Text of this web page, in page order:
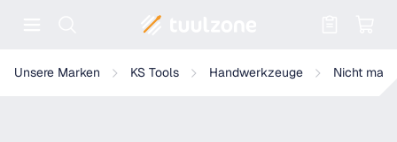
Unsere Marken KS Tools Handwerkzeuge Nicht
KS Tools EDELSTAHL 1/4" 6kant-Stecknuss